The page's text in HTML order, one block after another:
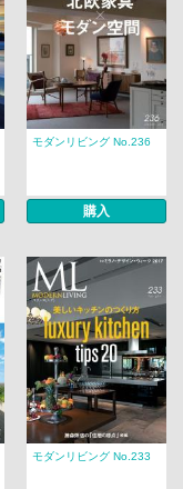
モダンリビング No.236
購入
モダンリビング No.233